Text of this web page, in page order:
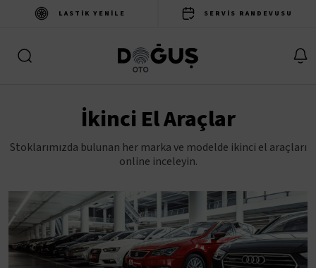
LASTIK YENILE SERVIS RANDEVUSU
İkinci El Araçlar
Stoklarımızda bulunan her marka ve modelde ikinci el araçları
online inceleyin.